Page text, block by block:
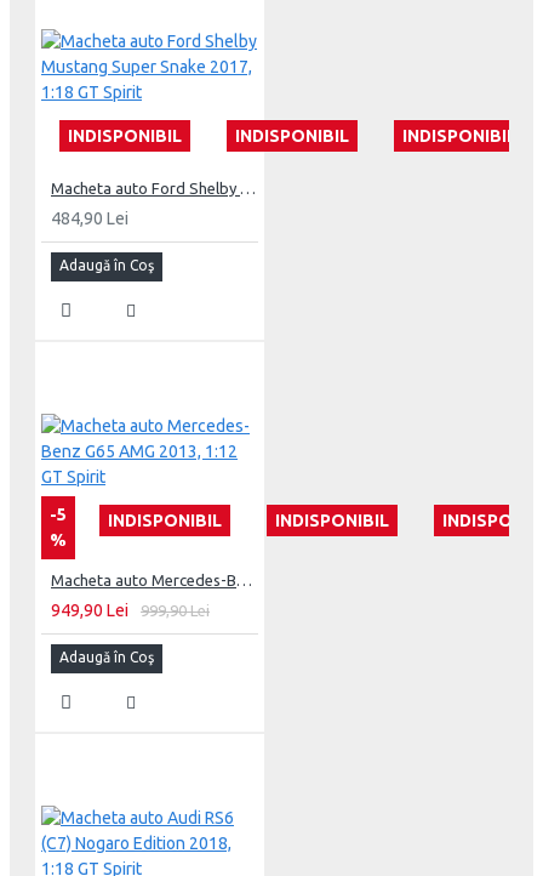
INDISPONIBIL INDISPONIBIL INDISPONIBIL
484,90 Lei
Adaugă în Coş
-5
%
INDISPONIBIL INDISPONIBIL
949,90 Lei 999,90 Lei
Adaugă în Coş